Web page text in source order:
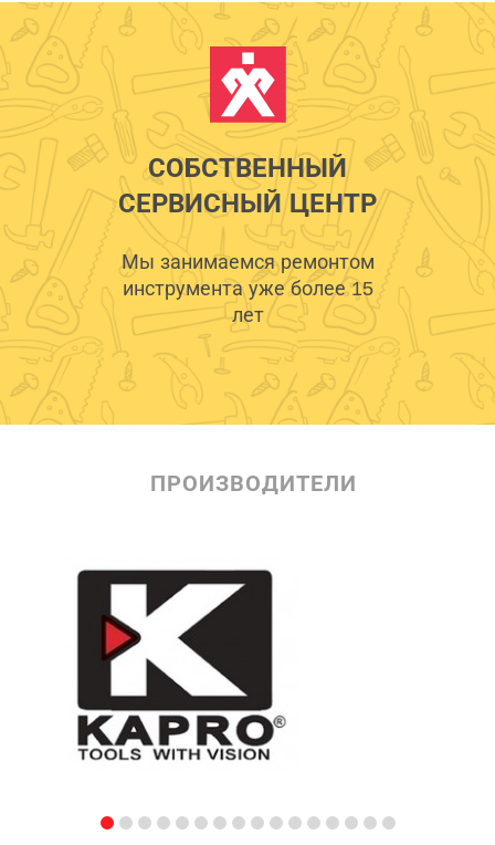
СОБСТВЕННЫЙ
СЕРВИСНЫЙ ЦЕНТР
Мы занимаемся ремонтом
инструмента уже более 15
лет
ПРОИЗВОДИТЕЛИ